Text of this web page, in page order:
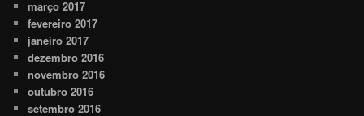
março 2017
fevereiro 2017
janeiro 2017
dezembro 2016
novembro 2016
outubro 2016
setembro 2016